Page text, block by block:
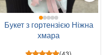
Букет з гортензією Ніжна
хмара